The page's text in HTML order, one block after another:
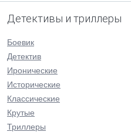
Детективы и триллеры
Боевик
Детектив
Иронические
Исторические
Классические
Крутые
Триллеры